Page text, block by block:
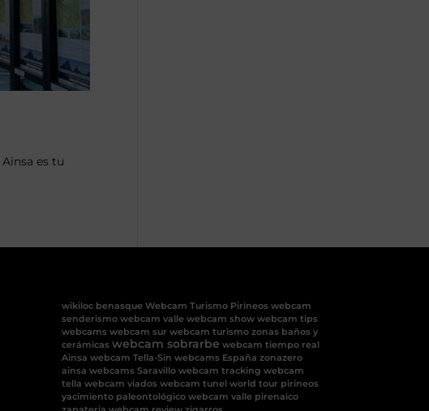
es tu
wikiloc benasque Webcam Turismo Pirineos webcam
senderismo webcam valle webcam show webcam tips
webcams webcam sur webcam turismo zonas baños y
cerámicas webcam sobrarbe webcam tiempo real
Ainsa webcam Tella-Sin webcams España zonazero
ainsa webcams Saravillo webcam tracking webcam
tella webcam viados webcam tunel world tour pirineos
yacimiento paleontológico webcam valle pirenaico